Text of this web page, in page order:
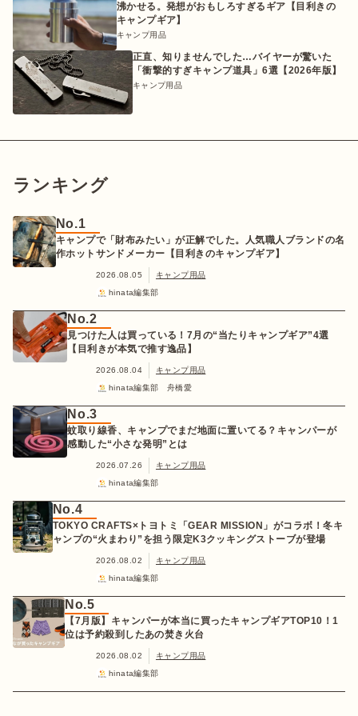
沸かせる。発想がおもしろすぎるギア【目利きの
キャンプギア】
キャンプ用品
正直、知りませんでした…バイヤーが驚いた
「衝撃的すぎキャンプ道具」6選【2026年版】
キャンプ用品
ランキング
No.1
キャンプで「財布みたい」が正解でした。人気職人ブランドの名
作ホットサンドメーカー【目利きのキャンプギア】
2026.08.05
キャンプ用品
hinata編集部
No.2
見つけた人は買っている！7月の“当たりキャンプギア”4選
【目利きが本気で推す逸品】
2026.08.04
キャンプ用品
hinata編集部 舟橋愛
No.3
蚊取り線香、キャンプでまだ地面に置いてる？キャンパーが
感動した“小さな発明”とは
2026.07.26
キャンプ用品
hinata編集部
No.4
TOKYO CRAFTS×トヨトミ「GEAR MISSION」がコラボ！冬キ
ャンプの“火まわり”を担う限定K3クッキングストーブが登場
2026.08.02
キャンプ用品
hinata編集部
No.5
【7月版】キャンパーが本当に買ったキャンプギアTOP10！1
位は予約殺到したあの焚き火台
2026.08.02
キャンプ用品
hinata編集部